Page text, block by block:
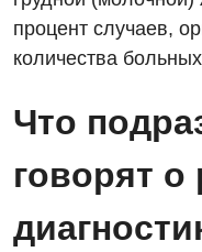
Вакансии
Интернатура
Бесплатные операции
Энциклопедия
Ангиографические
Диагностическое
Компьютерная
Диагностическое
Дневной стационар
процент случаев,
количества
Что
говорят о